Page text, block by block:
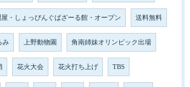
・しょっぴんぐばざーる館・オープン 送料無料
み 上野動物園 角南姉妹オリンピック出場
花火大会 花火打ち上げ TBS